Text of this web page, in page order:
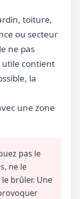
toiture,
ou secteur
ne pas
contient
la
une zone
pas le
ne le
brûler. Une